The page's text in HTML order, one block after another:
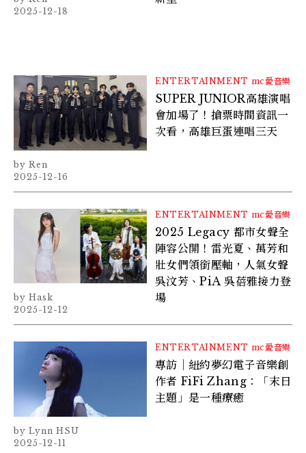
2025-12-18
ENTERTAINMENT mc愛音樂
SUPER JUNIOR高雄演唱
會加場了！搶票時間資訊一
次看，高雄巨蛋連唱三天
Ren
2025-12-16
ENTERTAINMENT mc愛音樂
2025 Legacy 都市女聲全
陣容公開！雷光夏、萬芳和
壯女們領銜壓軸，人氣女聲
吳汶芳、PiA 吳蓓雅接力登
場
Hask
2025-12-12
ENTERTAINMENT mc愛音樂
專訪｜紐約夢幻電子音樂創
作者 FiFi Zhang：「末日
主題」是一種療癒
Lynn HSU
2025-12-11